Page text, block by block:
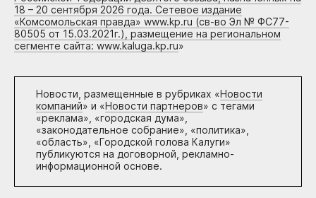
18 – 20 сентября 2026 года. Сетевое издание
«Комсомольская правда» www.kp.ru (св-во Эл № ФС77-
80505 от 15.03.2021г.), размещение на региональном
сегменте сайта: www.kaluga.kp.ru»
Новости, размещенные в рубриках «Новости
компаний» и «Новости партнеров» с тегами
«реклама», «городская дума»,
«законодательное собрание», «политика»,
«область», «Городской голова Калуги»
публикуются на договорной, рекламно-
информационной основе.